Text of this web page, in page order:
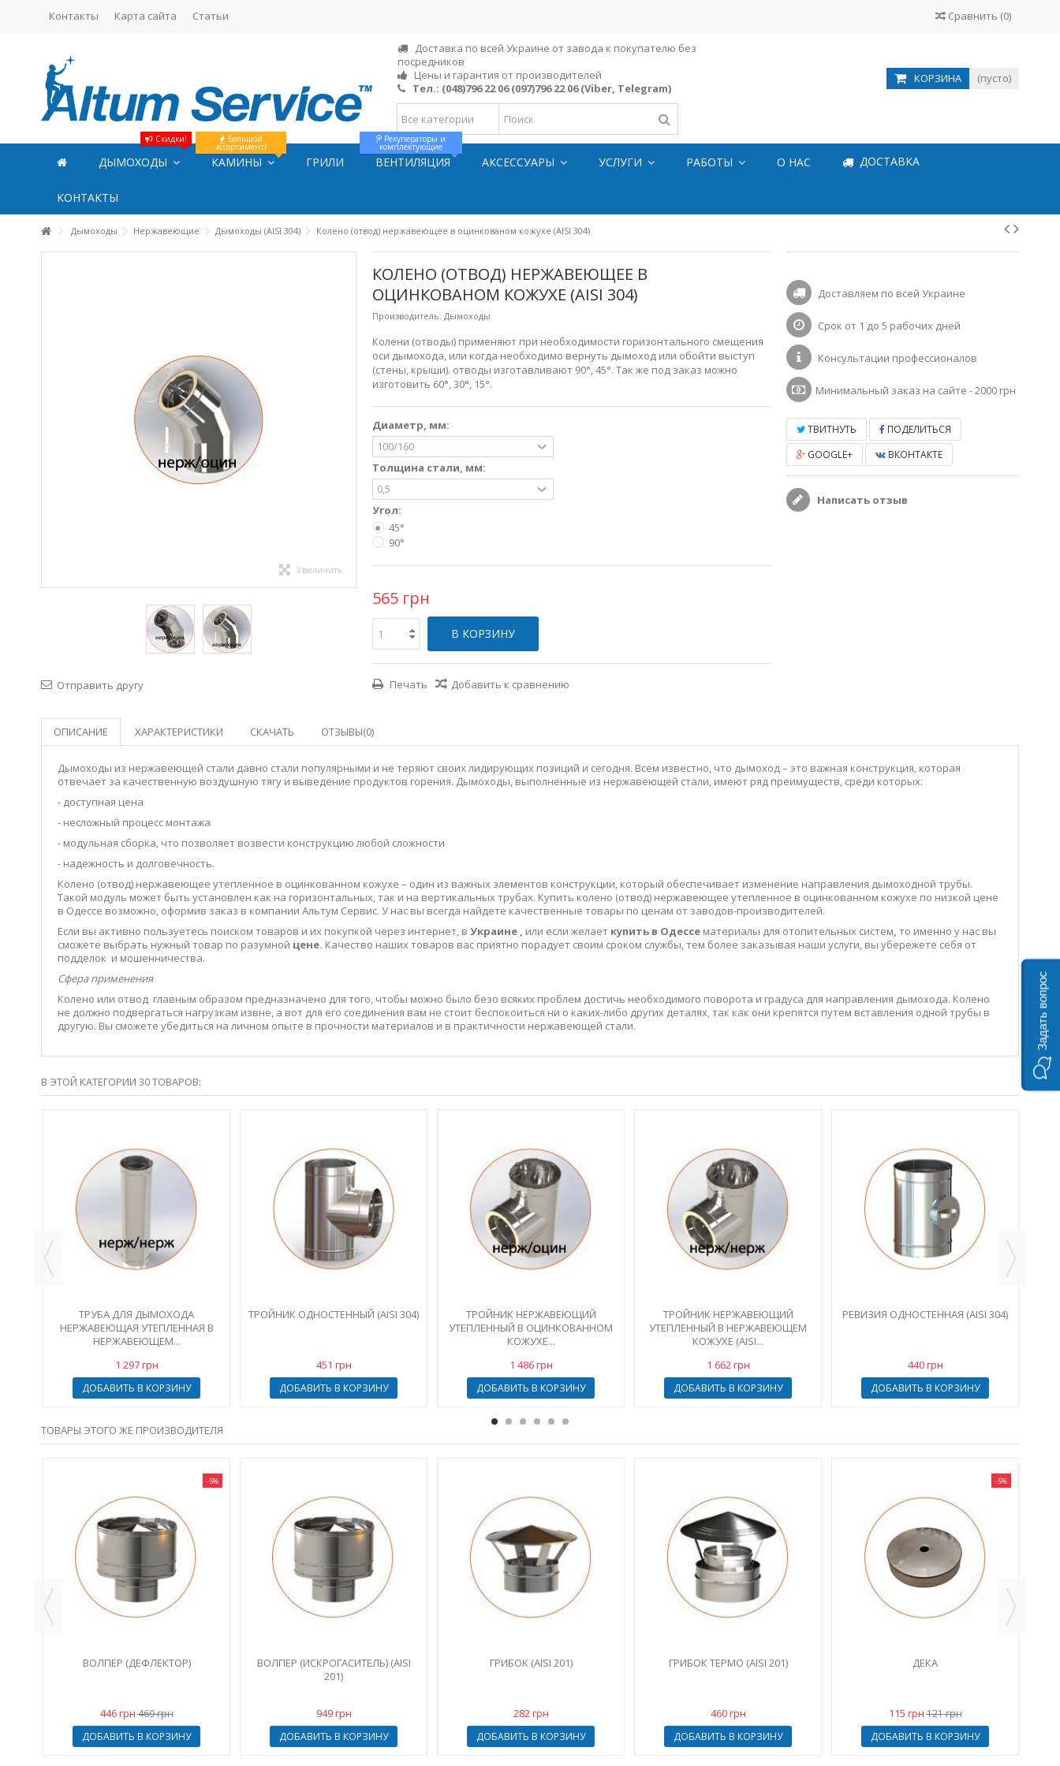
Контакты Карта сайта Статьи Сравнить (0)
Доставка по всей Украине от завода к покупателю без
посредников
Цены и гарантия от производителей
Тел.: (048)796 22 06 (097)796 22 06 (Viber, Telegram)
КОРЗИНА (пусто)
ДЫМОХОДЫ
Скидки!
КАМИНЫ
Большой
ассортимент!
ГРИЛИ ВЕНТИЛЯЦИЯ
Рекуператоры и
комплектующие
АКСЕССУАРЫ УСЛУГИ РАБОТЫ О НАС ДОСТАВКА
КОНТАКТЫ
Дымоходы Нержавеющие Дымоходы (AISI 304) Колено (отвод) нержавеющее в оцинкованом кожухе (AISI 304)
Увеличить
Отправить другу
КОЛЕНО (ОТВОД) НЕРЖАВЕЮЩЕЕ В
ОЦИНКОВАНОМ КОЖУХЕ (AISI 304)
Производитель: Дымоходы
Колени (отводы) применяют при необходимости горизонтального смещения
оси дымохода, или когда необходимо вернуть дымоход или обойти выступ
(стены, крыши). отводы изготавливают 90°, 45°. Так же под заказ можно
изготовить 60°, 30°, 15°.
Диаметр, мм:
Толщина стали, мм:
Угол:
45°
90°
565 грн
В КОРЗИНУ
Печать Добавить к сравнению
Доставляем по всей Украине
Срок от 1 до 5 рабочих дней
Консультации профессионалов
Минимальный заказ на сайте - 2000 грн
ТВИТНУТЬ
ПОДЕЛИТЬСЯ
GOOGLE+
ВКОНТАКТЕ
Написать отзыв
ОПИСАНИЕ ХАРАКТЕРИСТИКИ СКАЧАТЬ ОТЗЫВЫ(0)
Дымоходы из нержавеющей стали давно стали популярными и не теряют своих лидирующих позиций и сегодня. Всем известно, что дымоход – это важная конструкция, которая
отвечает за качественную воздушную тягу и выведение продуктов горения. Дымоходы, выполненные из нержавеющей стали, имеют ряд преимуществ, среди которых:
- доступная цена
- несложный процесс монтажа
- модульная сборка, что позволяет возвести конструкцию любой сложности
- надежность и долговечность.
Колено (отвод) нержавеющее утепленное в оцинкованном кожухе – один из важных элементов конструкции, который обеспечивает изменение направления дымоходной трубы.
Такой модуль может быть установлен как на горизонтальных, так и на вертикальных трубах. Купить колено (отвод) нержавеющее утепленное в оцинкованном кожухе по низкой цене
в Одессе возможно, оформив заказ в компании Альтум Сервис. У нас вы всегда найдете качественные товары по ценам от заводов-производителей.
Если вы активно пользуетесь поиском товаров и их покупкой через интернет, в Украине , или если желает купить в Одессе материалы для отопительных систем, то именно у нас вы
сможете выбрать нужный товар по разумной цене. Качество наших товаров вас приятно порадует своим сроком службы, тем более заказывая наши услуги, вы убережете себя от
подделок и мошенничества.
Сфера применения
Колено или отвод главным образом предназначено для того, чтобы можно было безо всяких проблем достичь необходимого поворота и градуса для направления дымохода. Колено
не должно подвергаться нагрузкам извне, а вот для его соединения вам не стоит беспокоиться ни о каких-либо других деталях, так как они крепятся путем вставления одной трубы в
другую. Вы сможете убедиться на личном опыте в прочности материалов и в практичности нержавеющей стали.
В ЭТОЙ КАТЕГОРИИ 30 ТОВАРОВ:
ТРУБА ДЛЯ ДЫМОХОДА
НЕРЖАВЕЮЩАЯ УТЕПЛЕННАЯ В
НЕРЖАВЕЮЩЕМ...
1 297 грн
ДОБАВИТЬ В КОРЗИНУ
ТРОЙНИК ОДНОСТЕННЫЙ (AISI 304)
451 грн
ДОБАВИТЬ В КОРЗИНУ
ТРОЙНИК НЕРЖАВЕЮЩИЙ
УТЕПЛЕННЫЙ В ОЦИНКОВАННОМ
КОЖУХЕ...
1 486 грн
ДОБАВИТЬ В КОРЗИНУ
ТРОЙНИК НЕРЖАВЕЮЩИЙ
УТЕПЛЕННЫЙ В НЕРЖАВЕЮЩЕМ
КОЖУХЕ (AISI...
1 662 грн
ДОБАВИТЬ В КОРЗИНУ
РЕВИЗИЯ ОДНОСТЕННАЯ (AISI 304)
440 грн
ДОБАВИТЬ В КОРЗИНУ
ТОВАРЫ ЭТОГО ЖЕ ПРОИЗВОДИТЕЛЯ
-5%
ВОЛПЕР (ДЕФЛЕКТОР)
446 грн469 грн
ДОБАВИТЬ В КОРЗИНУ
ВОЛПЕР (ИСКРОГАСИТЕЛЬ) (AISI
201)
949 грн
ДОБАВИТЬ В КОРЗИНУ
ГРИБОК (AISI 201)
282 грн
ДОБАВИТЬ В КОРЗИНУ
ГРИБОК ТЕРМО (AISI 201)
460 грн
ДОБАВИТЬ В КОРЗИНУ
-5%
ДЕКА
115 грн121 грн
ДОБАВИТЬ В КОРЗИНУ
Задать вопрос